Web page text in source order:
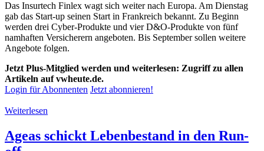
Das Insurtech Finlex wagt sich weiter nach Europa. Am Dienstag
gab das Start-up seinen Start in Frankreich bekannt. Zu Beginn
werden drei Cyber-Produkte und vier D&O-Produkte von fünf
namhaften Versicherern angeboten. Bis September sollen weitere
Angebote folgen.
Jetzt Plus-Mitglied werden und weiterlesen: Zugriff zu allen
Artikeln auf vwheute.de.
Login für Abonnenten Jetzt abonnieren!
Weiterlesen
Ageas schickt Lebenbestand in den Run-